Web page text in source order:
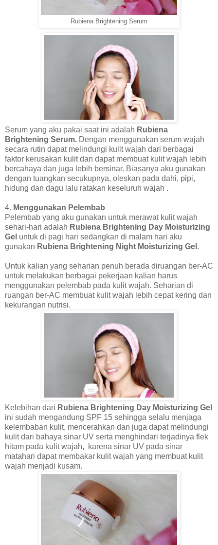
Rubiena Brightening Serum
Serum yang aku pakai saat ini adalah Rubiena
Brightening Serum. Dengan menggunakan serum wajah
secara rutin dapat melindungi kulit wajah dari berbagai
faktor kerusakan kulit dan dapat membuat kulit wajah lebih
bercahaya dan juga lebih bersinar. Biasanya aku gunakan
dengan tuangkan secukupnya, oleskan pada dahi, pipi,
hidung dan dagu lalu ratakan keseluruh wajah .
4. Menggunakan Pelembab
Pelembab yang aku gunakan untuk merawat kulit wajah
sehari-hari adalah Rubiena Brightening Day Moisturizing
Gel untuk di pagi hari sedangkan di malam hari aku
gunakan Rubiena Brightening Night Moisturizing Gel .
Untuk kalian yang seharian penuh berada diruangan ber-AC
untuk melakukan berbagai pekerjaan kalian harus
menggunakan pelembab pada kulit wajah. Seharian di
ruangan ber-AC membuat kulit wajah lebih cepat kering dan
kekurangan nutrisi.
Kelebihan dari Rubiena Brightening Day Moisturizing Gel
ini sudah mengandung SPF 15 sehingga selalu menjaga
kelembaban kulit, mencerahkan dan juga dapat melindungi
kulit dari bahaya sinar UV serta menghindari terjadinya flek
hitam pada kulit wajah, karena sinar UV pada sinar
matahari dapat membakar kulit wajah yang membuat kulit
wajah menjadi kusam.